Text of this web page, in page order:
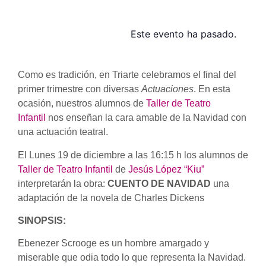
Este evento ha pasado.
Como es tradición, en Triarte celebramos el final del
primer trimestre con diversas Actuaciones. En esta
ocasión, nuestros alumnos de Taller de Teatro
Infantil nos enseñan la cara amable de la Navidad con
una actuación teatral.
El Lunes 19 de diciembre a las 16:15 h los alumnos de
Taller de Teatro Infantil de Jesús López “Kiu”
interpretarán la obra: CUENTO DE NAVIDAD una
adaptación de la novela de Charles Dickens
SINOPSIS:
Ebenezer Scrooge es un hombre amargado y
miserable que odia todo lo que representa la Navidad.